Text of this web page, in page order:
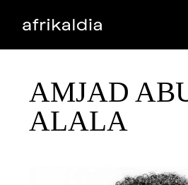
AMJAD
ALALA